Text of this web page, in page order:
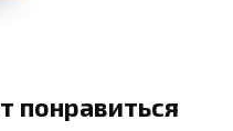
понравиться